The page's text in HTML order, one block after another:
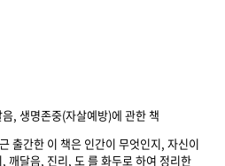
, 생명존중(자살예방)에 관한 책
출간한 이 책은 인간이 무엇인지, 자신이
깨달음, 진리, 도 를 화두로 하여 정리한